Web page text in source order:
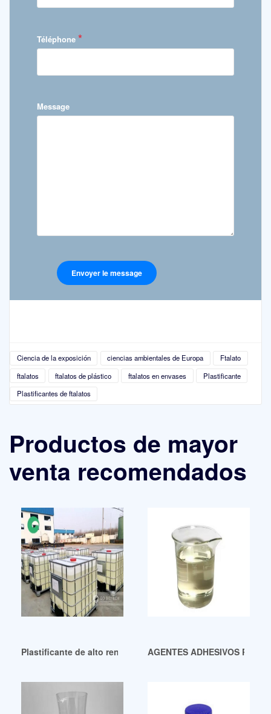
Téléphone *
Message
Ciencia de la exposición ciencias ambientales de Europa
Ftalato
ftalatos
ftalatos de plástico ftalatos en envases
Plastificante
Plastificantes de ftalatos
Productos de mayor
venta recomendados
Plastificante de alto rendimiento-TOTM República
AGENTES ADHESIVOS